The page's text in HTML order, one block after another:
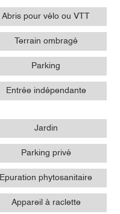
Abris pour vélo ou VTT
Terrain ombragé
Parking
Entrée indépendante
Jardin
Parking privé
Epuration phytosanitaire
Appareil à raclette